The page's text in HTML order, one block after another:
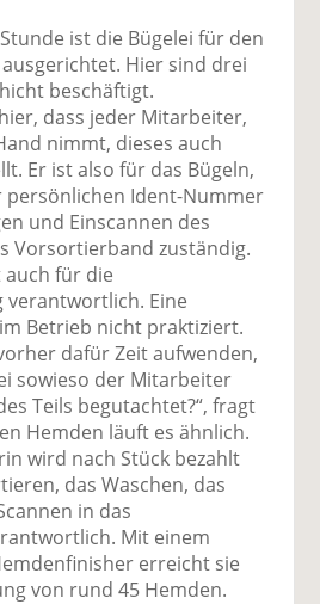
ist die Bügelei für den
Hier sind drei
beschäftigt.
dass jeder Mitarbeiter,
nimmt, dieses auch
Er ist also für das Bügeln,
persönlichen Ident-Nummer
und Einscannen des
Vorsortierband zuständig.
für die
verantwortlich. Eine
Betrieb nicht praktiziert.
dafür Zeit aufwenden,
sowieso der Mitarbeiter
Teils begutachtet?“, fragt
Hemden läuft es ähnlich.
wird nach Stück bezahlt
das Waschen, das
in das
Mit einem
erreicht sie
von rund 45 Hemden.